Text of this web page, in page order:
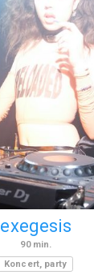
exegesis
90 min.
Koncert, party